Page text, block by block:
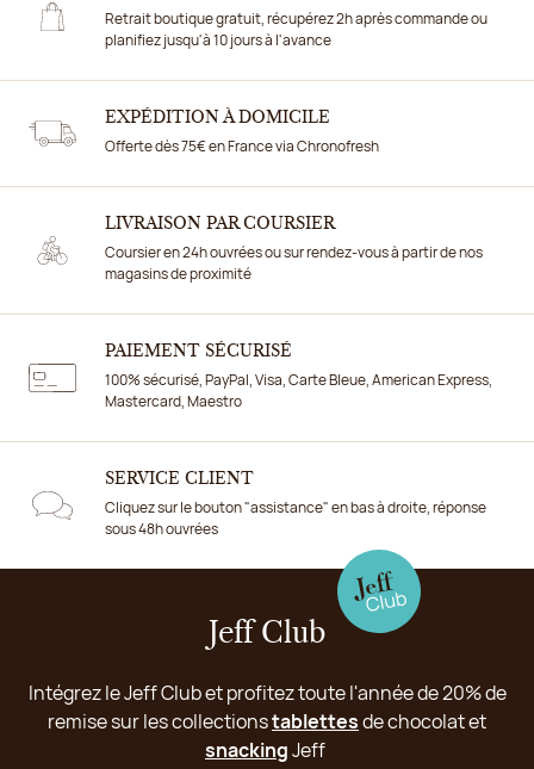
Retrait boutique gratuit, récupérez 2h après commande ou
planifiez jusqu'à 10 jours à l'avance
EXPÉDITION À DOMICILE
Offerte dès 75€ en France via Chronofresh
LIVRAISON PAR COURSIER
Coursier en 24h ouvrées ou sur rendez-vous à partir de nos
magasins de proximité
PAIEMENT SÉCURISÉ
100% sécurisé, PayPal, Visa, Carte Bleue, American Express,
Mastercard, Maestro
SERVICE CLIENT
Cliquez sur le bouton "assistance" en bas à droite, réponse
sous 48h ouvrées
Jeff Club
Intégrez le Jeff Club et profitez toute l'année de 20% de
remise sur les collectionstablettesde chocolat et
snackingJeff